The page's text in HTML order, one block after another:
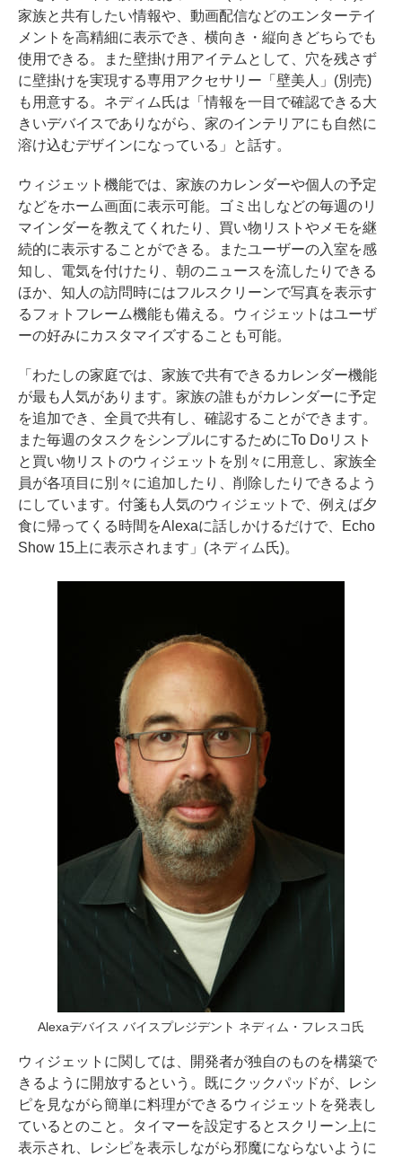
家族と共有したい情報や、動画配信などのエンターテイ
メントを高精細に表示でき、横向き・縦向きどちらでも
使用できる。また壁掛け用アイテムとして、穴を残さず
に壁掛けを実現する専用アクセサリー「壁美人」(別売)
も用意する。ネディム氏は「情報を一目で確認できる大
きいデバイスでありながら、家のインテリアにも自然に
溶け込むデザインになっている」と話す。
ウィジェット機能では、家族のカレンダーや個人の予定
などをホーム画面に表示可能。ゴミ出しなどの毎週のリ
マインダーを教えてくれたり、買い物リストやメモを継
続的に表示することができる。またユーザーの入室を感
知し、電気を付けたり、朝のニュースを流したりできる
ほか、知人の訪問時にはフルスクリーンで写真を表示す
るフォトフレーム機能も備える。ウィジェットはユーザ
ーの好みにカスタマイズすることも可能。
「わたしの家庭では、家族で共有できるカレンダー機能
が最も人気があります。家族の誰もがカレンダーに予定
を追加でき、全員で共有し、確認することができます。
また毎週のタスクをシンプルにするためにTo Doリスト
と買い物リストのウィジェットを別々に用意し、家族全
員が各項目に別々に追加したり、削除したりできるよう
にしています。付箋も人気のウィジェットで、例えば夕
食に帰ってくる時間をAlexaに話しかけるだけで、Echo
Show 15上に表示されます」(ネディム氏)。
Alexaデバイス バイスプレジデント ネディム・フレスコ氏
ウィジェットに関しては、開発者が独自のものを構築で
きるように開放するという。既にクックパッドが、レシ
ピを見ながら簡単に料理ができるウィジェットを発表し
ているとのこと。タイマーを設定するとスクリーン上に
表示され、レシピを表示しながら邪魔にならないように